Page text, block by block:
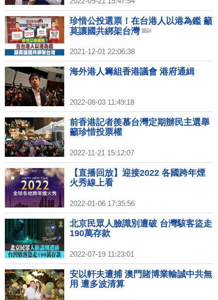
珍惜公投選票！在台港人以港為鑑 籲
莫讓國共綁架台灣
2021-12-01 22:06:38
海外港人籌組香港議會 港府通緝
2022-08-03 11:49:18
前香港記者羨慕台灣定期辦民主選舉
籲珍惜投票權
2022-11-21 15:12:07
【直播回放】迎接2022 各國跨年煙
火秀線上看
2022-01-06 17:35:56
北京民眾人臉識別遭破 台灣駭客盜走
190萬存款
2022-07-19 11:23:01
安以軒夫遭捕 澳門賭博業輸誠中共無
用 遭多波清算